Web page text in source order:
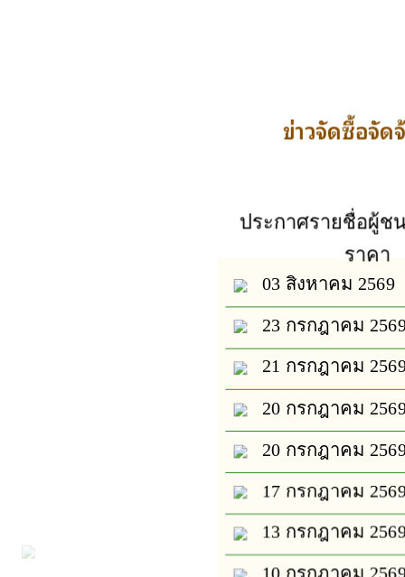
ข่าวจัดซื้อจัด
ประกาศรายชื่อผู้ช
ราคา
03 สิงหาคม 2569
23 กรกฎาคม
21 กรกฎาคม
20 กรกฎาคม
20 กรกฎาคม
17 กรกฎาคม
13 กรกฎาคม